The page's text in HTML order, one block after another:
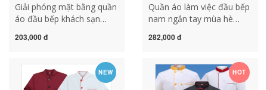
Giải phóng mặt bằng quần
áo đầu bếp khách sạn
thoáng khí tăng phục vụ
căng tin mùa thu đông dài
tay áo bếp nhà hàng
203,000 đ
Quần áo làm việc đầu bếp
nam ngắn tay mùa hè
phục vụ bếp nhà hàng
phục vụ bếp nướng quần
áo bếp áo bếp nam đẹp
282,000 đ
NEW HOT